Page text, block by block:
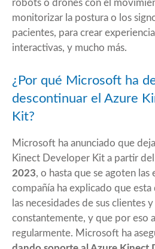
robots o drones con el
monitorizar la postura o los
pacientes, para crear
interactivas, y mucho más.
¿Por qué Microsoft ha
descontinuar el Azure
Kit?
Microsoft ha anunciado que
Kinect Developer Kit a partir del
2023, o hasta que se agoten las
compañía ha explicado que
las necesidades de sus clientes
constantemente, y que por eso
regularmente. Microsoft ha